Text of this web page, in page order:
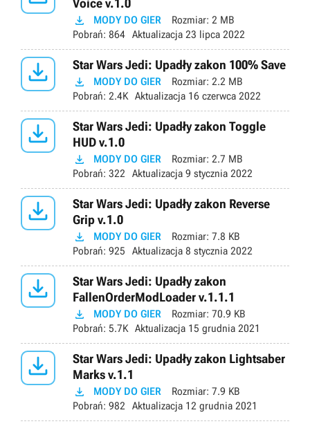
Voice v.1.0
 MODY DO GIER Rozmiar: 2 MB
Pobrań: 864 Aktualizacja 23 lipca 2022
 Star Wars Jedi: Upadły zakon 100% Save
 MODY DO GIER Rozmiar: 2.2 MB
Pobrań: 2.4K Aktualizacja 16 czerwca 2022

Star Wars Jedi: Upadły zakon Toggle
HUD v.1.0
 MODY DO GIER Rozmiar: 2.7 MB
Pobrań: 322 Aktualizacja 9 stycznia 2022

Star Wars Jedi: Upadły zakon Reverse
Grip v.1.0
 MODY DO GIER Rozmiar: 7.8 KB
Pobrań: 925 Aktualizacja 8 stycznia 2022

Star Wars Jedi: Upadły zakon
FallenOrderModLoader v.1.1.1
 MODY DO GIER Rozmiar: 70.9 KB
Pobrań: 5.7K Aktualizacja 15 grudnia 2021

Star Wars Jedi: Upadły zakon Lightsaber
Marks v.1.1
 MODY DO GIER Rozmiar: 7.9 KB
Pobrań: 982 Aktualizacja 12 grudnia 2021